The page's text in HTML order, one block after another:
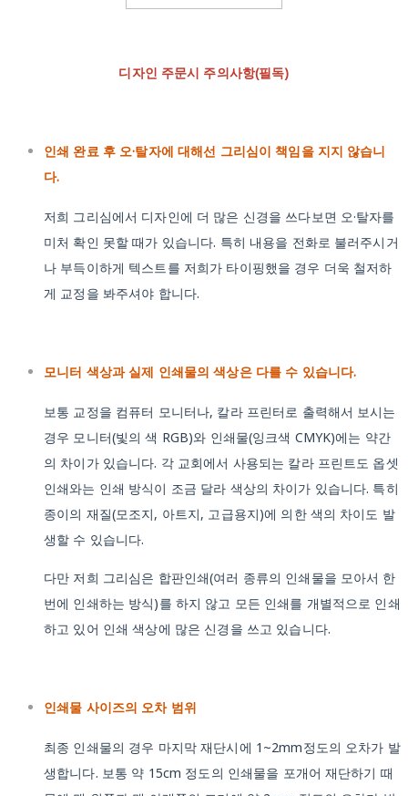
디자인 주문시 주의사항(필독)
인쇄 완료 후 오·탈자에 대해선 그리심이 책임을 지지 않습니
다.
저희 그리심에서 디자인에 더 많은 신경을 쓰다보면 오·탈자를
미처 확인 못할 때가 있습니다. 특히 내용을 전화로 불러주시거
나 부득이하게 텍스트를 저희가 타이핑했을 경우 더욱 철저하
게 교정을 봐주셔야 합니다.
모니터 색상과 실제 인쇄물의 색상은 다를 수 있습니다.
보통 교정을 컴퓨터 모니터나, 칼라 프린터로 출력해서 보시는
경우 모니터(빛의 색 RGB)와 인쇄물(잉크색 CMYK)에는 약간
의 차이가 있습니다. 각 교회에서 사용되는 칼라 프린트도 옵셋
인쇄와는 인쇄 방식이 조금 달라 색상의 차이가 있습니다. 특히
종이의 재질(모조지, 아트지, 고급용지)에 의한 색의 차이도 발
생할 수 있습니다.
다만 저희 그리심은 합판인쇄(여러 종류의 인쇄물을 모아서 한
번에 인쇄하는 방식)를 하지 않고 모든 인쇄를 개별적으로 인쇄
하고 있어 인쇄 색상에 많은 신경을 쓰고 있습니다.
인쇄물 사이즈의 오차 범위
최종 인쇄물의 경우 마지막 재단시에 1~2mm정도의 오차가 발
생합니다. 보통 약 15cm 정도의 인쇄물을 포개어 재단하기 때